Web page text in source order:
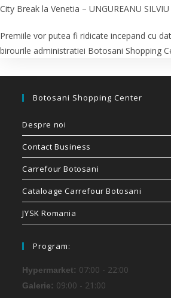
City Break la Venetia – UNGUREANU SILVIU
Premiile vor putea fi ridicate incepand cu
birourile administratiei Botosani Shopping
Botosani Shopping Center
Despre noi
Contact Business
Carrefour Botosani
Cataloage Carrefour Botosani
JYSK Romania
Program:
Hypermarket: 07:00 - 22:00
Galerie: 09:00 - 21:00